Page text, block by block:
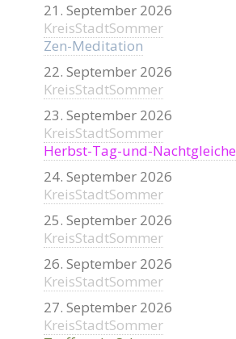
21. September 2026
KreisStadtSommer
Zen-Meditation
22. September 2026
KreisStadtSommer
23. September 2026
KreisStadtSommer
Herbst-Tag-und-Nachtgleiche
24. September 2026
KreisStadtSommer
25. September 2026
KreisStadtSommer
26. September 2026
KreisStadtSommer
27. September 2026
KreisStadtSommer